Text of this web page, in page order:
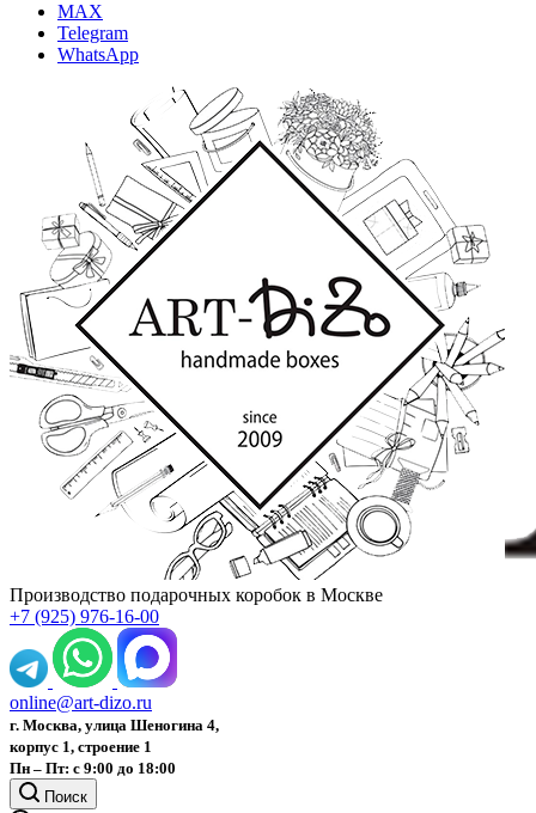
MAX
Telegram
WhatsApp
Производство подарочных коробок в Москве
+7 (925) 976-16-00
online@art-dizo.ru
г. Москва, улица Шеногина 4,
корпус 1, строение 1
Пн – Пт: с 9:00 до 18:00
Поиск